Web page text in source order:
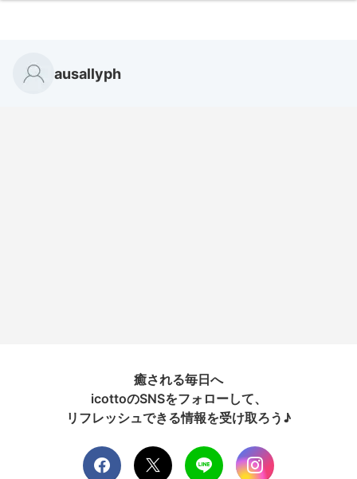
ausallyph
癒される毎日へ
icottoのSNSをフォローして、
リフレッシュできる情報を受け取ろう♪